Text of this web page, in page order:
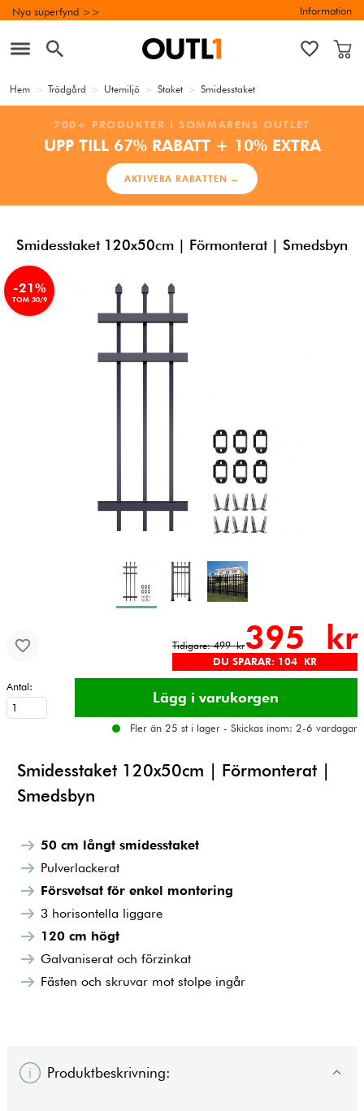
Nya superfynd >> Information
Hem > Trädgård > Utemiljö > Staket > Smidesstaket
700+ PRODUKTER I SOMMARENS OUTLET
UPP TILL 67% RABATT + 10% EXTRA
AKTIVERA RABATTEN →
Smidesstaket 120x50cm | Förmonterat | Smedsbyn
-21%
TOM 30/9
Tidigare: 499 kr395 kr
DU SPARAR: 104 KR
Antal:
Fler än 25 st i lager - Skickas inom: 2-6 vardagar
Smidesstaket 120x50cm | Förmonterat |
Smedsbyn
50 cm långt smidesstaket
Pulverlackerat
Försvetsat för enkel montering
3 horisontella liggare
120 cm högt
Galvaniserat och förzinkat
Fästen och skruvar mot stolpe ingår
Produktbeskrivning: